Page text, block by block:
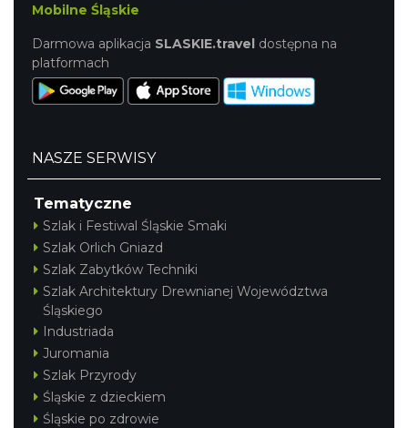
Mobilne Śląskie
Darmowa aplikacja SLASKIE.travel dostępna na
platformach
NASZE SERWISY
Tematyczne
Szlak i Festiwal Śląskie Smaki
Szlak Orlich Gniazd
Szlak Zabytków Techniki
Szlak Architektury Drewnianej Województwa
Śląskiego
Industriada
Juromania
Szlak Przyrody
Śląskie z dzieckiem
Śląskie po zdrowie